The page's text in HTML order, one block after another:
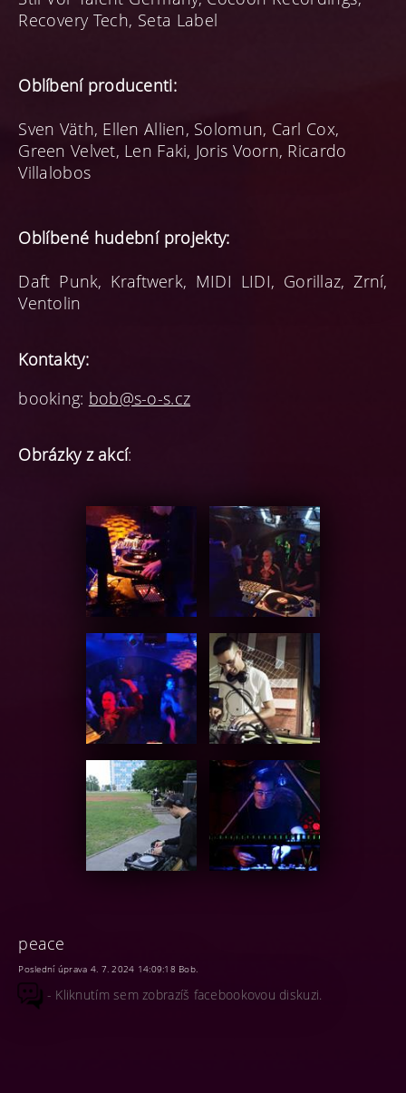
Recovery Tech, Seta Label
Oblíbení producenti:
Sven Väth, Ellen Allien, Solomun, Carl Cox,
Green Velvet, Len Faki, Joris Voorn, Ricardo
Villalobos
Oblíbené hudební projekty:
Daft Punk, Kraftwerk, MIDI LIDI, Gorillaz, Zrní,
Ventolin
Kontakty:
booking: bob@s-o-s.cz
Obrázky z akcí:
peace
Poslední úprava 4. 7. 2024 14:09:18 Bob.
- Kliknutím sem zobrazíš facebookovou diskuzi.